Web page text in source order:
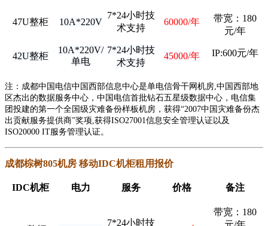
47U整柜 10A*220V
7*24小时技
术支持
60000/年 带宽：180
元/年
IP:600元/年
42U整柜
10A*220V/
单电
7*24小时技
术支持
45000/年
注：成都中国电信中国西部信息中心是单电信骨干网机房,中国西部地
区杰出的数据服务中心，中国电信首批钻石五星级数据中心，电信集
团投建的第一个全国级灾难备份样板机房，获得“2007中国灾难备份杰
出贡献服务提供商”奖项,获得ISO27001信息安全管理认证以及
ISO20000 IT服务管理认证。
成都棕树805机房 移动IDC机柜租用报价
IDC机柜 电力 服务 价格 备注
7*24小时技
带宽：180